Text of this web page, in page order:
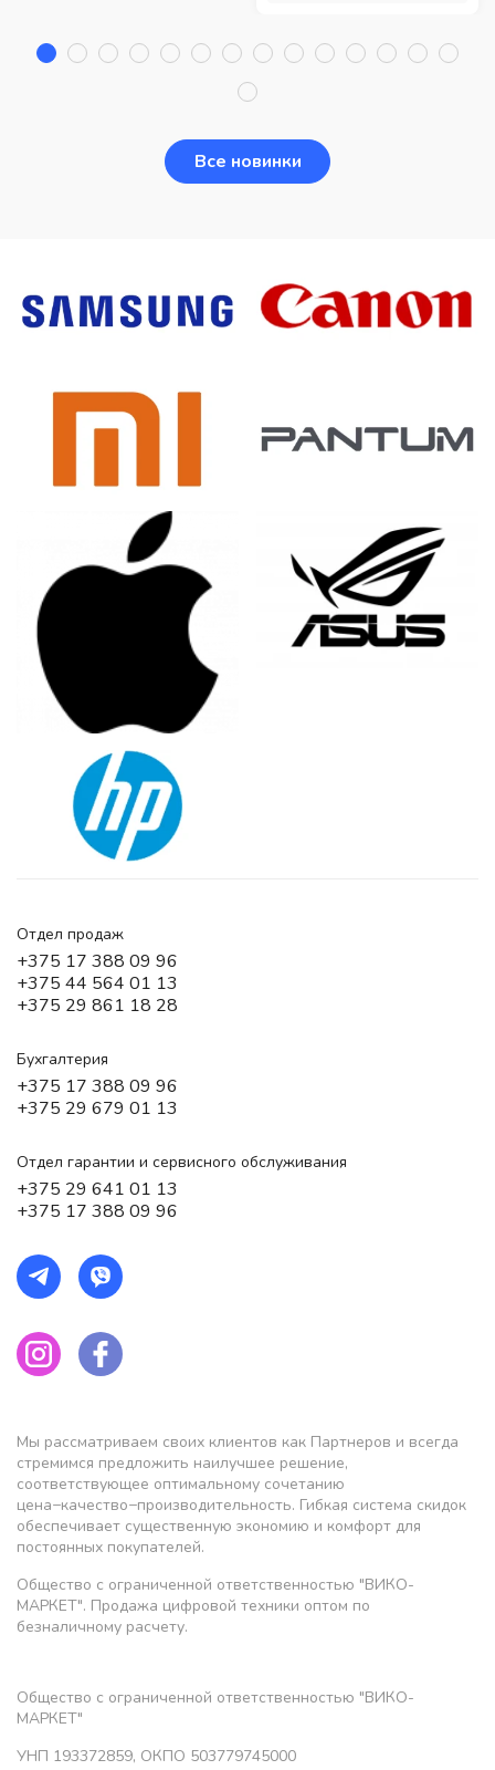
Все новинки
Отдел продаж
+375 17 388 09 96
+375 44 564 01 13
+375 29 861 18 28
Бухгалтерия
+375 17 388 09 96
+375 29 679 01 13
Отдел гарантии и сервисного обслуживания
+375 29 641 01 13
+375 17 388 09 96
Мы рассматриваем своих клиентов как Партнеров и всегда
стремимся предложить наилучшее решение,
соответствующее оптимальному сочетанию
цена−качество−производительность. Гибкая система скидок
обеспечивает существенную экономию и комфорт для
постоянных покупателей.
Общество с ограниченной ответственностью "ВИКО-
МАРКЕТ". Продажа цифровой техники оптом по
безналичному расчету.
Общество с ограниченной ответственностью "ВИКО-
МАРКЕТ"
УНП 193372859, ОКПО 503779745000